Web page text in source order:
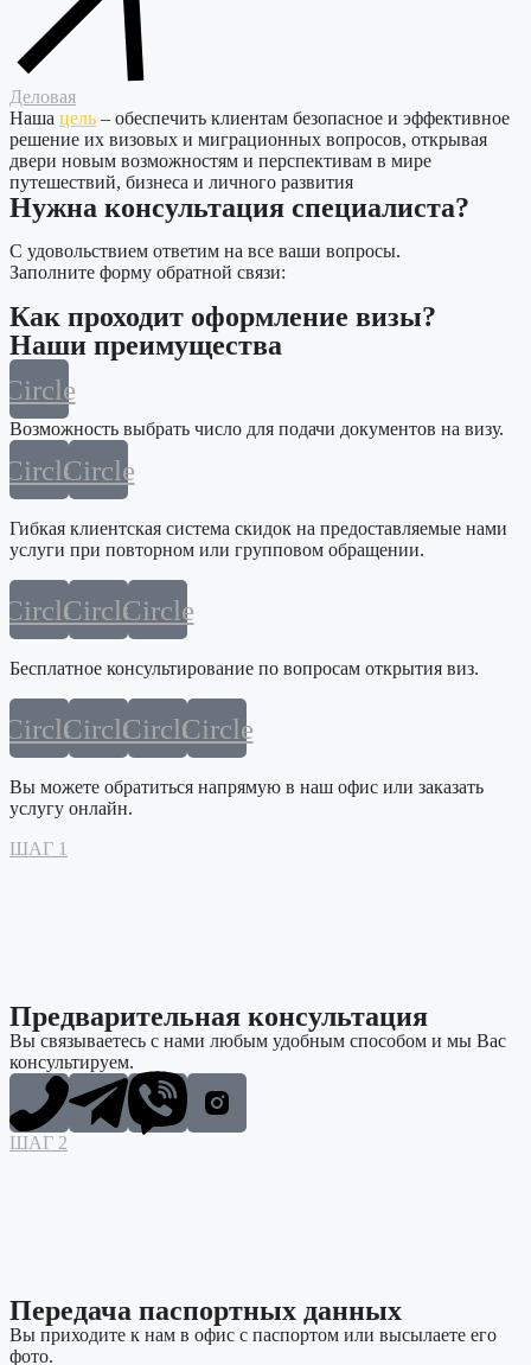
Деловая
Наша цель – обеспечить клиентам безопасное и эффективное
решение их визовых и миграционных вопросов, открывая
двери новым возможностям и перспективам в мире
путешествий, бизнеса и личного развития
Нужна консультация специалиста?
С удовольствием ответим на все ваши вопросы.
Заполните форму обратной связи:
Как проходит оформление визы?
Наши преимущества
Circle
Возможность выбрать число для подачи документов на визу.
CircleCircle
Гибкая клиентская система скидок на предоставляемые нами
услуги при повторном или групповом обращении.
CircleCircleCircle
Бесплатное консультирование по вопросам открытия виз.
CircleCircleCircleCircle
Вы можете обратиться напрямую в наш офис или заказать
услугу онлайн.
ШАГ 1
Предварительная консультация
Вы связываетесь с нами любым удобным способом и мы Вас
консультируем.
ШАГ 2
Передача паспортных данных
Вы приходите к нам в офис с паспортом или высылаете его
фото.